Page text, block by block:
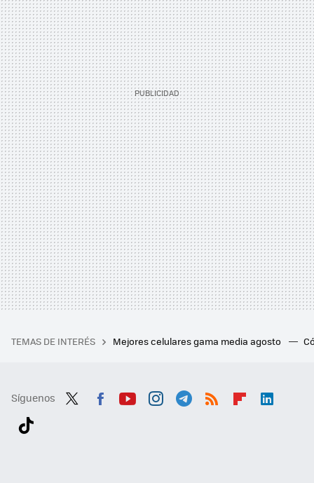
TEMAS DE INTERÉS Mejores celulares gama media agosto
Síguenos